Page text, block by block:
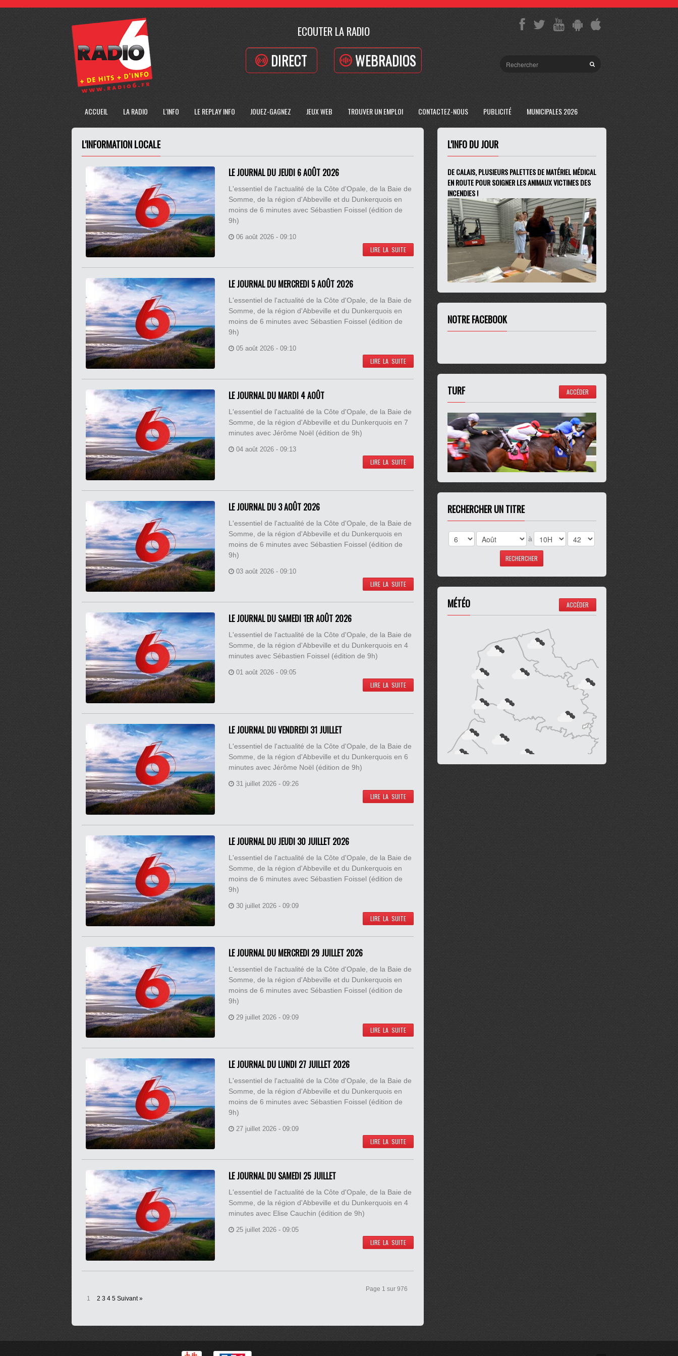
ECOUTER LA RADIO
DIRECT WEBRADIOS
ACCUEIL LA RADIO L'INFO LE REPLAY INFO JOUEZ-GAGNEZ JEUX WEB TROUVER UN EMPLOI CONTACTEZ-NOUS PUBLICITÉ MUNICIPALES 2026
L'INFORMATION LOCALE
LE JOURNAL DU JEUDI 6 AOÛT 2026
L'essentiel de l'actualité de la Côte d'Opale, de la Baie de
Somme, de la région d'Abbeville et du Dunkerquois en
moins de 6 minutes avec Sébastien Foissel (édition de
9h)
06 août 2026 - 09:10
LIRE LA SUITE
LE JOURNAL DU MERCREDI 5 AOÛT 2026
L'essentiel de l'actualité de la Côte d'Opale, de la Baie de
Somme, de la région d'Abbeville et du Dunkerquois en
moins de 6 minutes avec Sébastien Foissel (édition de
9h)
05 août 2026 - 09:10
LIRE LA SUITE
LE JOURNAL DU MARDI 4 AOÛT
L'essentiel de l'actualité de la Côte d'Opale, de la Baie de
Somme, de la région d'Abbeville et du Dunkerquois en 7
minutes avec Jérôme Noël (édition de 9h)
04 août 2026 - 09:13
LIRE LA SUITE
LE JOURNAL DU 3 AOÛT 2026
L'essentiel de l'actualité de la Côte d'Opale, de la Baie de
Somme, de la région d'Abbeville et du Dunkerquois en
moins de 6 minutes avec Sébastien Foissel (édition de
9h)
03 août 2026 - 09:10
LIRE LA SUITE
LE JOURNAL DU SAMEDI 1ER AOÛT 2026
L'essentiel de l'actualité de la Côte d'Opale, de la Baie de
Somme, de la région d'Abbeville et du Dunkerquois en 4
minutes avec Sébastien Foissel (édition de 9h)
01 août 2026 - 09:05
LIRE LA SUITE
LE JOURNAL DU VENDREDI 31 JUILLET
L'essentiel de l'actualité de la Côte d'Opale, de la Baie de
Somme, de la région d'Abbeville et du Dunkerquois en 6
minutes avec Jérôme Noël (édition de 9h)
31 juillet 2026 - 09:26
LIRE LA SUITE
LE JOURNAL DU JEUDI 30 JUILLET 2026
L'essentiel de l'actualité de la Côte d'Opale, de la Baie de
Somme, de la région d'Abbeville et du Dunkerquois en
moins de 6 minutes avec Sébastien Foissel (édition de
9h)
30 juillet 2026 - 09:09
LIRE LA SUITE
LE JOURNAL DU MERCREDI 29 JUILLET 2026
L'essentiel de l'actualité de la Côte d'Opale, de la Baie de
Somme, de la région d'Abbeville et du Dunkerquois en
moins de 6 minutes avec Sébastien Foissel (édition de
9h)
29 juillet 2026 - 09:09
LIRE LA SUITE
LE JOURNAL DU LUNDI 27 JUILLET 2026
L'essentiel de l'actualité de la Côte d'Opale, de la Baie de
Somme, de la région d'Abbeville et du Dunkerquois en
moins de 6 minutes avec Sébastien Foissel (édition de
9h)
27 juillet 2026 - 09:09
LIRE LA SUITE
LE JOURNAL DU SAMEDI 25 JUILLET
L'essentiel de l'actualité de la Côte d'Opale, de la Baie de
Somme, de la région d'Abbeville et du Dunkerquois en 4
minutes avec Elise Cauchin (édition de 9h)
25 juillet 2026 - 09:05
LIRE LA SUITE
1 2 3 4 5 Suivant »
Page 1 sur 976
L'INFO DU JOUR
DE CALAIS, PLUSIEURS PALETTES DE MATÉRIEL MÉDICAL
EN ROUTE POUR SOIGNER LES ANIMAUX VICTIMES DES
INCENDIES !
NOTRE FACEBOOK
TURF ACCÉDER
RECHERCHER UN TITRE
à
MÉTÉO ACCÉDER